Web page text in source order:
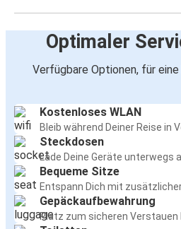
Optimaler
Verfügbare Optionen, für
Kostenloses WLAN
Bleib während Deiner Reise in
Steckdosen
Lade Deine Geräte unterwegs
Bequeme Sitze
Entspann Dich mit
Gepäckaufbewahrung
Platz zum sicheren Verstauen